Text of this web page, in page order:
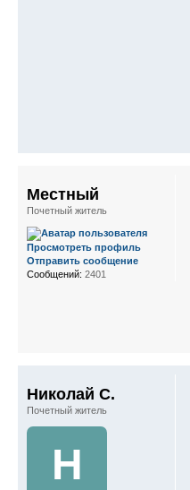
Местный
Почетный житель
Просмотреть профиль
Отправить сообщение
Сообщений: 2401
Николай С.
Почетный житель
Н